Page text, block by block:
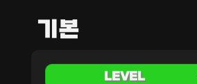
기본
LEVEL